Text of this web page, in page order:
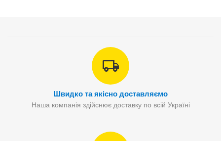
Швидко та якісно доставляємо
Наша компанія здійснює доставку по всій Україні